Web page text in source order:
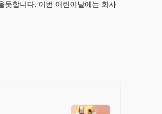
듯합니다. 이번 어린이날에는 회사